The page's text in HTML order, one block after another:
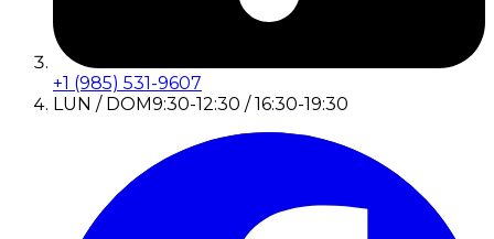
+1 (985) 531-9607
LUN / DOM9:30-12:30 / 16:30-19:30